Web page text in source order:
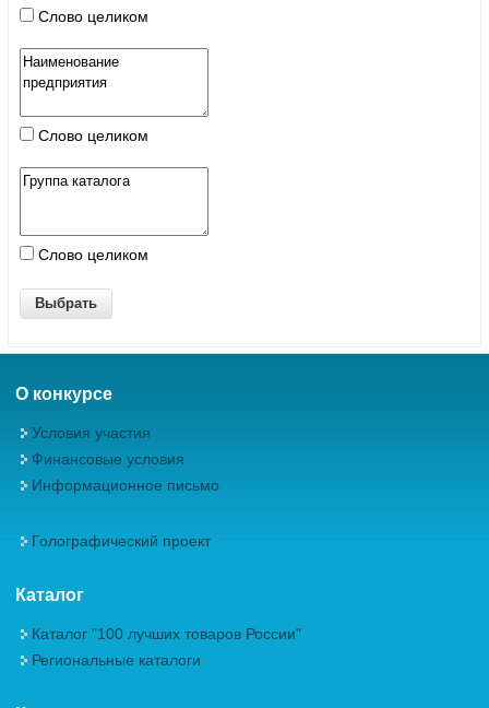
Слово целиком
Слово целиком
Слово целиком
О конкурсе
Условия участия
Финансовые условия
Информационное письмо
Голографический проект
Каталог
Каталог "100 лучших товаров России"
Региональные каталоги